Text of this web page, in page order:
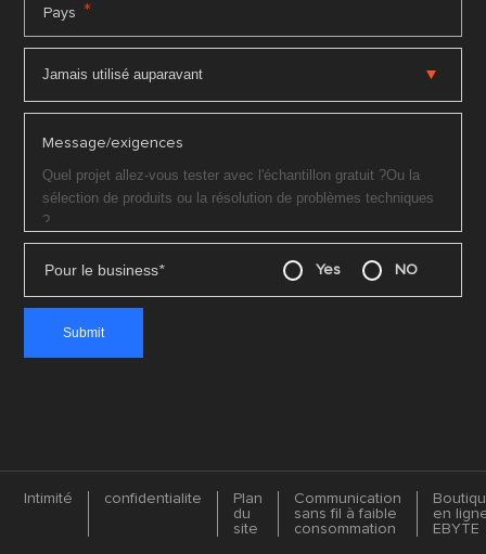
Pays *
Message/exigences
Pour le business* Yes NO
Intimité confidentialite
Plan
du
site
Communication
sans fil à faible
consommation
en
EBYTE